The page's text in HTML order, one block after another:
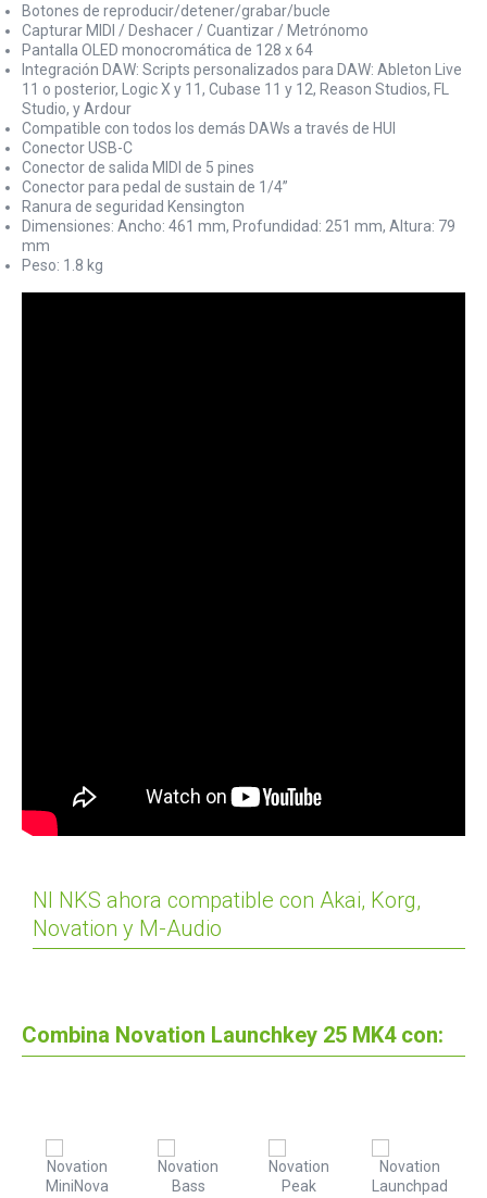
Botones de reproducir/detener/grabar/bucle
Capturar MIDI / Deshacer / Cuantizar / Metrónomo
Pantalla OLED monocromática de 128 x 64
Integración DAW: Scripts personalizados para DAW: Ableton Live
11 o posterior, Logic X y 11, Cubase 11 y 12, Reason Studios, FL
Studio, y Ardour
Compatible con todos los demás DAWs a través de HUI
Conector USB-C
Conector de salida MIDI de 5 pines
Conector para pedal de sustain de 1/4”
Ranura de seguridad Kensington
Dimensiones: Ancho: 461 mm, Profundidad: 251 mm, Altura: 79
mm
Peso: 1.8 kg
NI NKS ahora compatible con Akai, Korg,
Novation y M-Audio
Combina Novation Launchkey 25 MK4 con: